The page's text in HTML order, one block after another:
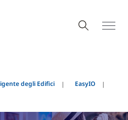
degli Edifici
EasyIO